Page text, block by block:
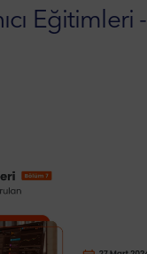
Eğitimleri -